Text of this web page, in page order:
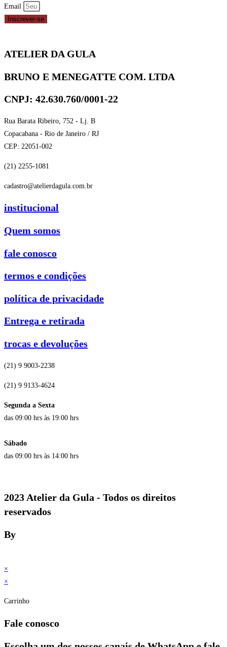
Email
Inscrever-se
ATELIER DA GULA
BRUNO E MENEGATTE COM. LTDA
CNPJ: 42.630.760/0001-22
Rua Barata Ribeiro, 752 - Lj. B
Copacabana - Rio de Janeiro / RJ
CEP: 22051-002
(21) 2255-1081
cadastro@atelierdagula.com.br
institucional
Quem somos
fale conosco
termos e condições
política de privacidade
Entrega e retirada
trocas e devoluções
(21) 9 9003-2238
(21) 9 9133-4624
Segunda a Sexta
das 09:00 hrs às 19:00 hrs
Sábado
das 09:00 hrs às 14:00 hrs
2023 Atelier da Gula - Todos os direitos
reservados
By
×
×
Carrinho
Fale conosco